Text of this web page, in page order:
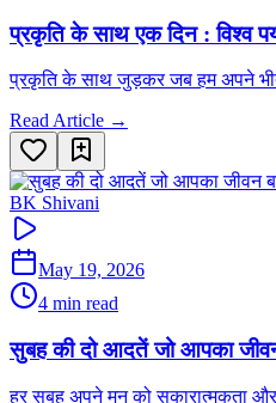
प्रकृति के साथ एक दिन : विश्व
प्रकृति के साथ जुड़कर जब हम अपने
Read Article →
BK Shivani
May 19, 2026
4 min read
सुबह की दो आदतें जो आपका
हर सुबह अपने मन को सकारात्मकता